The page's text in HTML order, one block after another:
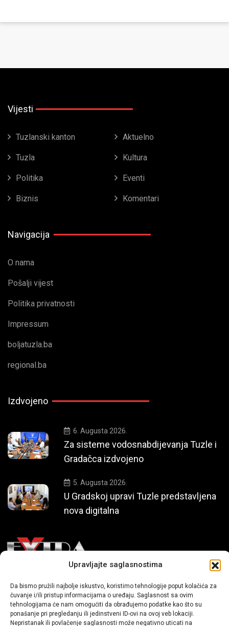
Upravljajte saglasnostima
Da bismo pružili najbolje iskustvo, koristimo tehnologije poput kolačića za
čuvanje i/ili pristup informacijama o uređaju. Saglasnost sa ovim
tehnologijama će nam omogućiti da obrađujemo podatke kao što su
ponašanje pri pregledanju ili jedinstveni ID-ovi na ovoj veb lokaciji.
Nepristanak ili povlačenje saglasnosti može negativno uticati na
Vijesti
Tuzlanski kanton Aktuelno
Tuzla Kultura
Politika Eventi
Biznis Komentari
Navigacija
O nama
Pošalji vijest
Politika privatnosti
Impressum
boljatuzla.ba
regional.ba
Izdvojeno
6. Augusta 2026.
Za sisteme vodosnabdijevanja Tuzle i
Gradačca izdvojeno
5. Augusta 2026.
U Gradskoj upravi Tuzle predstavljena
nova digitalna
Mi smo moderni portal zabavnog karaktera koji donosi vijesti i
priče iz života, svijeta showbiza, lifestyle-a i popularne kulture.